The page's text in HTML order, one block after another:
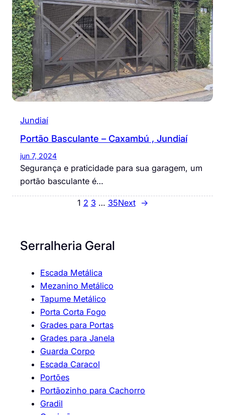
Jundiaí
Portão Basculante – Caxambú , Jundiaí
jun 7, 2024
Segurança e praticidade para sua garagem, um
portão basculante é…
1 2 3 … 35Next →
Serralheria Geral
Escada Metálica
Mezanino Metálico
Tapume Metálico
Porta Corta Fogo
Grades para Portas
Grades para Janela
Guarda Corpo
Escada Caracol
Portões
Portãozinho para Cachorro
Gradil